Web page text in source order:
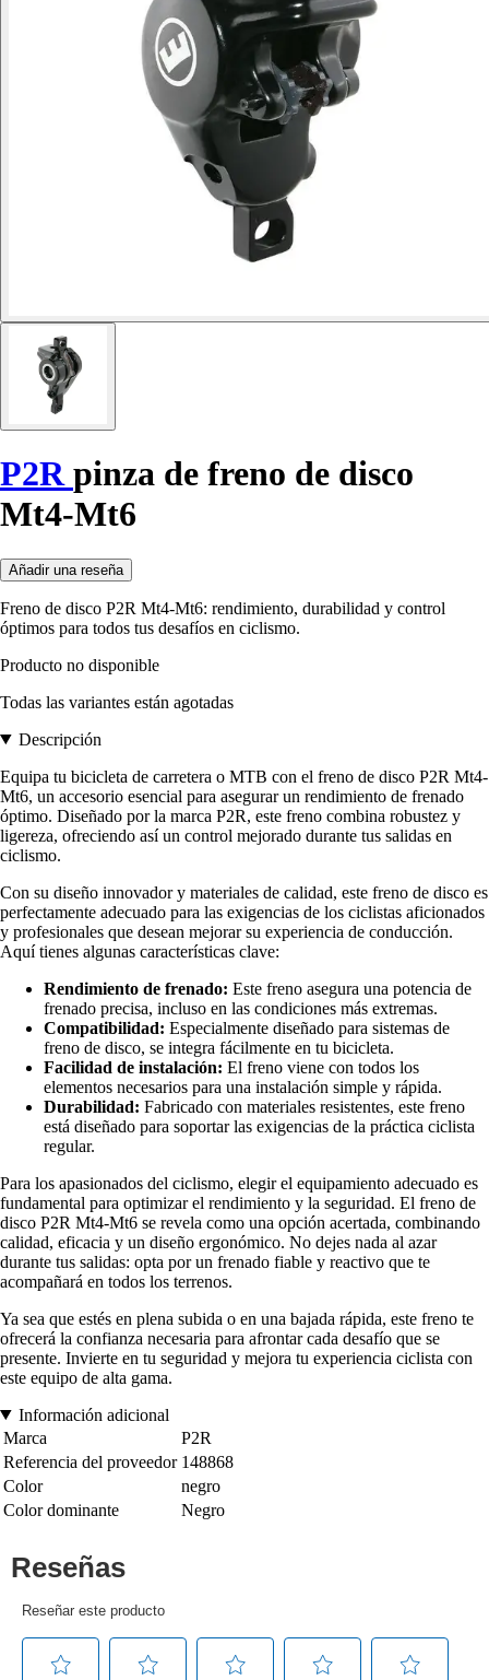
P2Rpinza de freno de disco
Mt4-Mt6
Añadir una reseña
Freno de disco P2R Mt4-Mt6: rendimiento, durabilidad y control
óptimos para todos tus desafíos en ciclismo.
Producto no disponible
Todas las variantes están agotadas
Descripción
Equipa tu bicicleta de carretera o MTB con el freno de disco P2R Mt4-
Mt6, un accesorio esencial para asegurar un rendimiento de frenado
óptimo. Diseñado por la marca P2R, este freno combina robustez y
ligereza, ofreciendo así un control mejorado durante tus salidas en
ciclismo.
Con su diseño innovador y materiales de calidad, este freno de disco es
perfectamente adecuado para las exigencias de los ciclistas aficionados
y profesionales que desean mejorar su experiencia de conducción.
Aquí tienes algunas características clave:
Rendimiento de frenado: Este freno asegura una potencia de
frenado precisa, incluso en las condiciones más extremas.
Compatibilidad: Especialmente diseñado para sistemas de
freno de disco, se integra fácilmente en tu bicicleta.
Facilidad de instalación: El freno viene con todos los
elementos necesarios para una instalación simple y rápida.
Durabilidad: Fabricado con materiales resistentes, este freno
está diseñado para soportar las exigencias de la práctica ciclista
regular.
Para los apasionados del ciclismo, elegir el equipamiento adecuado es
fundamental para optimizar el rendimiento y la seguridad. El freno de
disco P2R Mt4-Mt6 se revela como una opción acertada, combinando
calidad, eficacia y un diseño ergonómico. No dejes nada al azar
durante tus salidas: opta por un frenado fiable y reactivo que te
acompañará en todos los terrenos.
Ya sea que estés en plena subida o en una bajada rápida, este freno te
ofrecerá la confianza necesaria para afrontar cada desafío que se
presente. Invierte en tu seguridad y mejora tu experiencia ciclista con
este equipo de alta gama.
Información adicional
Marca
P2R
Referencia del proveedor 148868
Color
negro
Color dominante
Negro